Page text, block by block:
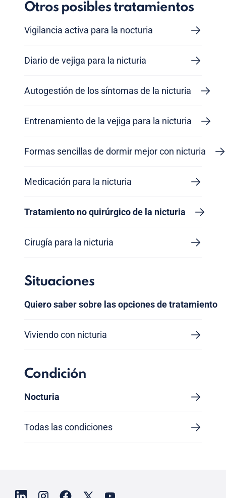
Otros posibles tratamientos
Vigilancia activa para la nocturia
Diario de vejiga para la nicturia
Autogestión de los síntomas de la nicturia
Entrenamiento de la vejiga para la nicturia
Formas sencillas de dormir mejor con nicturia
Medicación para la nicturia
Tratamiento no quirúrgico de la nicturia
Cirugía para la nicturia
Situaciones
Quiero saber sobre las opciones de tratamiento
Viviendo con nicturia
Condición
Nocturia
Todas las condiciones